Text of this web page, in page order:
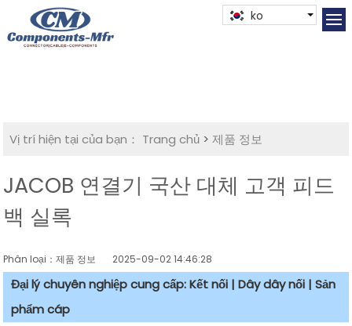
ko
Vị trí hiện tại của bạn： Trang chủ >제품 정보
JACOB 연결기 국산 대체 고객 피드
백 실록
Phân loại：제품 정보 2025-09-02 14:46:28
Đại lý chuyên nghiệp cung cấp: Kết nối | Dây dây nối | Sản
phẩm cáp